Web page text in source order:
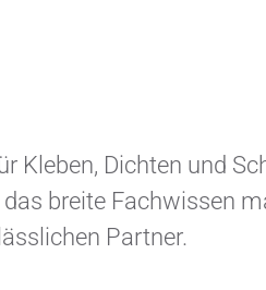
Kleben, Dichten und
breite Fachwissen
Partner.